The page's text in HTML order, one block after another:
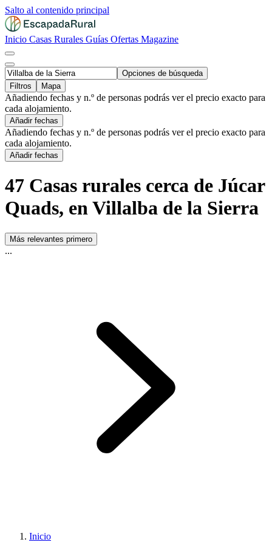
Salto al contenido principal
Inicio Casas Rurales Guías Ofertas Magazine
Opciones de búsqueda
Filtros
Mapa
Añadiendo fechas y n.º de personas podrás ver el precio exacto para
cada alojamiento.
Añadir fechas
Añadiendo fechas y n.º de personas podrás ver el precio exacto para
cada alojamiento.
Añadir fechas
47 Casas rurales cerca de Júcar
Quads, en Villalba de la Sierra
Más relevantes primero
...
Inicio